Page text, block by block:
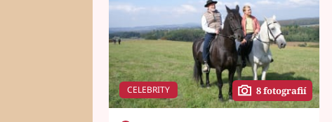
CELEBRITY 8 fotografií